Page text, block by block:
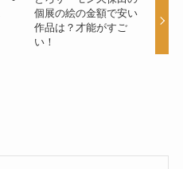
個展の絵の金額で安い
作品は？才能がすご
い！